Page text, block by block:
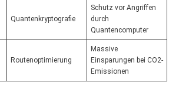
Quantenkryptografie
Schutz vor Angriffen
durch
Quantencomputer
Routenoptimierung
Massive
Einsparungen bei CO2-
Emissionen